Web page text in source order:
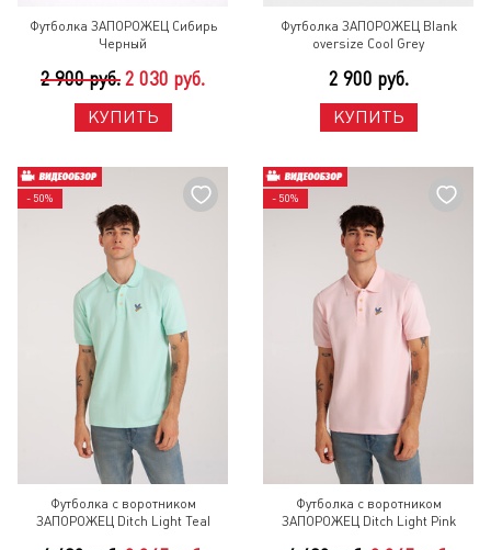
Футболка ЗАПОРОЖЕЦ Сибирь
Черный
2 900 руб. 2 030 руб.
КУПИТЬ
Футболка ЗАПОРОЖЕЦ Blank
oversize Cool Grey
2 900 руб.
КУПИТЬ
- 50%
Футболка с воротником
ЗАПОРОЖЕЦ Ditch Light Teal
- 50%
Футболка с воротником
ЗАПОРОЖЕЦ Ditch Light Pink